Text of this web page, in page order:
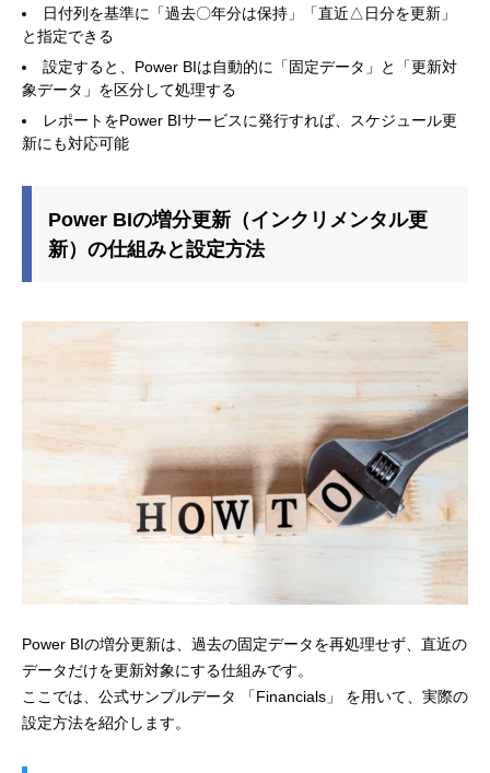
日付列を基準に「過去〇年分は保持」「直近△日分を更新」
と指定できる
設定すると、Power BIは自動的に「固定データ」と「更新対
象データ」を区分して処理する
レポートをPower BIサービスに発行すれば、スケジュール更
新にも対応可能
Power BIの増分更新（インクリメンタル更
新）の仕組みと設定方法
Power BIの増分更新は、過去の固定データを再処理せず、直近の
データだけを更新対象にする仕組みです。
ここでは、公式サンプルデータ 「Financials」 を用いて、実際の
設定方法を紹介します。